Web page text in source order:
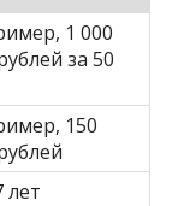
1 000
за 50
150
лет